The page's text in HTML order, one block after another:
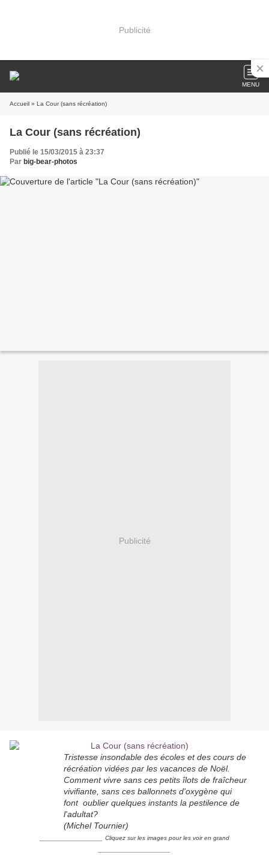
Publicité
MENU
Accueil » La Cour (sans récréation)
La Cour (sans récréation)
Publié le 15/03/2015 à 23:37
Par big-bear-photos
Publicité
Tristesse insondable des écoles et des cours de
récréation vidées par les vacances de Noël.
Comment vivre sans ces petits îlots de fraîcheur
vivifiante, sans ces ballonnets d'oxygène qui
font oublier quelques instants la pestilence de
l'adultat?
(Michel Tournier)
Cliquez sur les images pour les voir en grand